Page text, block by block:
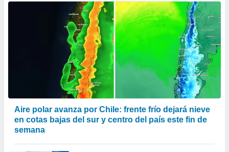
Aire polar avanza por Chile: frente frío dejará nieve
en cotas bajas del sur y centro del país este fin de
semana